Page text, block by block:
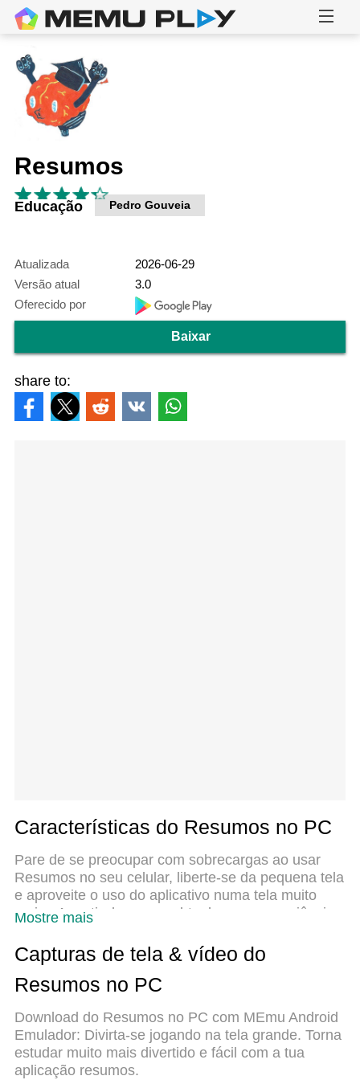
Resumos
Educação Pedro Gouveia
Atualizada
2026-06-29
Versão atual
3.0
Oferecido por
Baixar
share to:
Características do Resumos no PC
Pare de se preocupar com sobrecargas ao usar
Resumos no seu celular, liberte-se da pequena tela
e aproveite o uso do aplicativo numa tela muito
maior. A partir de agora, obtenha uma experiência
mouse. O MEmu oferece-lhe todos os recursos
surpreendentes que você esperava: instalação
rápida e configuração fácil, controles intuitivos, sem
chamadas perturbadoras. O novíssimo MEmu 9 é a
melhor opção para usar Resumos no seu
computador. Codificado com a nossa absorção, o
gerenciador de multi-instâncias possibilita a
Mostre mais
Capturas de tela & vídeo do
Resumos no PC
Download do Resumos no PC com MEmu Android
Emulador: Divirta-se jogando na tela grande. Torna
estudar muito mais divertido e fácil com a tua
aplicação resumos.